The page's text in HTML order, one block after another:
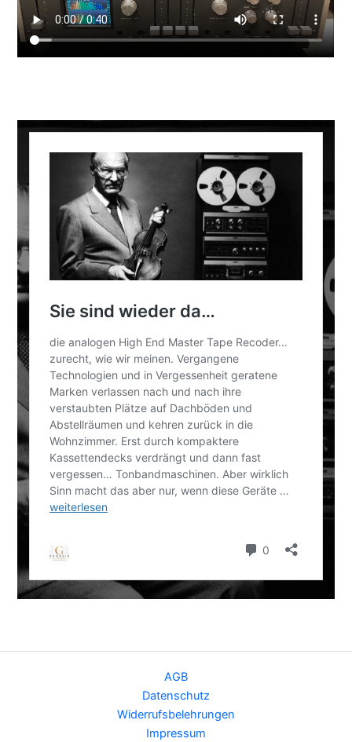
AGB
Datenschutz
Widerrufsbelehrungen
Impressum